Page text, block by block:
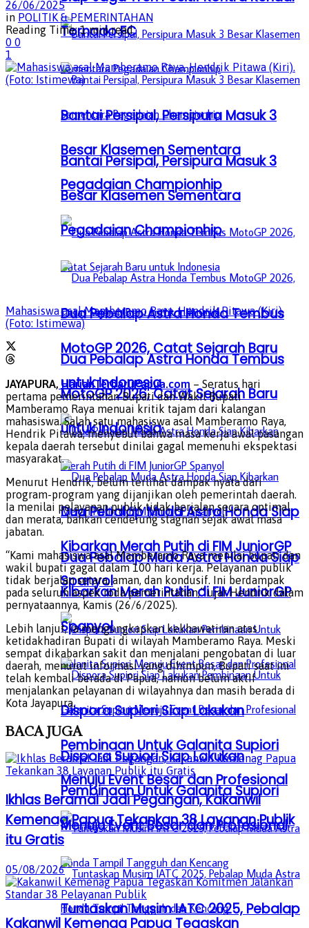
Bantai Persipal, Persipura Masuk 3
Besar Klasemen Sementara
Pegadaian Championhip
Dua Pebalap Astra Honda Tembus
MotoGP 2026, Catat Sejarah Baru
untuk Indonesia
Dua Pebalap Muda Astra Honda Siap
Kibarkan Merah Putih di FIM JuniorGP
Spanyol
Dispora Supiori Siap Lakukan
Pembinaan Untuk Galanita Supiori
Menuju Event Besar dan Profesional
Tuntaskan Musim IATC 2025, Pebalap
Tornado FC
Bantai Persipal, Persipura Masuk 3
Besar Klasemen Sementara
Pegadaian Championhip
Dua Pebalap Astra Honda Tembus
MotoGP 2026, Catat Sejarah Baru
untuk Indonesia
Dua Pebalap Muda Astra Honda Siap
Kibarkan Merah Putih di FIM JuniorGP
Spanyol
Dispora Supiori Siap Lakukan
Pembinaan Untuk Galanita Supiori
Menuju Event Besar dan Profesional
26/06/2025
in POLITIK & PEMERINTAHAN
Reading Time: 1 min read
0 0
1
Mahasiswa asal Mamberamo Raya, Hendrik Pitawa (Kiri).
(Foto: Istimewa)
JAYAPURA, HarianTerbaruPapua.com – Seratus hari
pertama pemerintahan Bupati dan Wakil Bupati
Mamberamo Raya menuai kritik tajam dari kalangan
mahasiswa. Salah satu mahasiswa asal Mamberamo Raya,
Hendrik Pitawa, menyebut bahwa masa kerja awal pasangan
kepala daerah tersebut dinilai gagal memenuhi ekspektasi
masyarakat.
Menurut Hendrik, belum terlihat dampak nyata dari
program-program yang dijanjikan oleh pemerintah daerah.
Ia menilai pelayanan publik tidak berjalan secara optimal
dan merata, bahkan cenderung stagnan sejak awal masa
jabatan.
“Kami mahasiswa asal Mamberamo Raya menilai bupati dan
wakil bupati gagal dalam 100 hari kerja. Pelayanan publik
tidak berjalan setara, aman, dan kondusif. Ini berdampak
pada seluruh aspek roda pemerintahan,” ujar Hendrik dalam
pernyataannya, Kamis (26/6/2025).
Lebih lanjut, ia mengungkapkan kekhawatiran atas
ketidakhadiran Bupati di wilayah Mamberamo Raya. Meski
sempat dikabarkan sakit dan menjalani pengobatan di luar
daerah, menurut informasi yang dihimpun, Bupati saat ini
telah kembali berada di Papua, namun belum aktif
menjalankan pelayanan di wilayahnya dan masih berada di
Kota Jayapura.
BACAJUGA
Ikhlas Beramal Jadi Pegangan, Kakanwil
Kemenag Papua Tekankan 38 Layanan Publik
itu Gratis
05/08/2026
Kakanwil Kemenag Papua Tegaskan